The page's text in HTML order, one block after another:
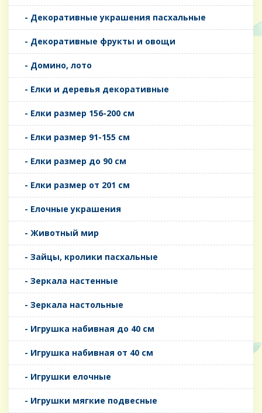
- Декоративные украшения пасхальные
- Декоративные фрукты и овощи
- Домино, лото
- Елки и деревья декоративные
- Елки размер 156-200 см
- Елки размер 91-155 см
- Елки размер до 90 см
- Елки размер от 201 см
- Елочные украшения
- Животный мир
- Зайцы, кролики пасхальные
- Зеркала настенные
- Зеркала настольные
- Игрушка набивная до 40 см
- Игрушка набивная от 40 см
- Игрушки елочные
- Игрушки мягкие подвесные